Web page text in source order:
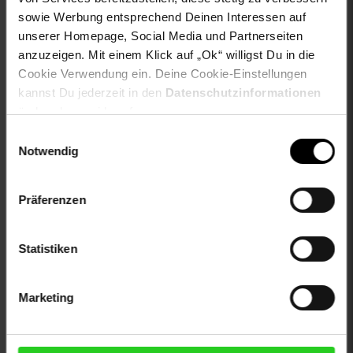
sowie Werbung entsprechend Deinen Interessen auf
unserer Homepage, Social Media und Partnerseiten
anzuzeigen. Mit einem Klick auf „Ok“ willigst Du in die
Cookie Verwendung ein. Deine Cookie-Einstellungen
kannst Du jederzeit in den Datenschutzinformationen
ändern bzw. widerrufen.
Notwendig
Präferenzen
Statistiken
Marketing
Länge: 30 in
Größe: W29/L30
Artikelnummer: 2571951000
EAN: 4251654426074
Artikel gehört zur Kategorie:Herren Hosen